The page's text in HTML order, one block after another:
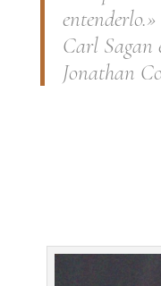
entenderlo.»
Carl Sagan
Jonathan